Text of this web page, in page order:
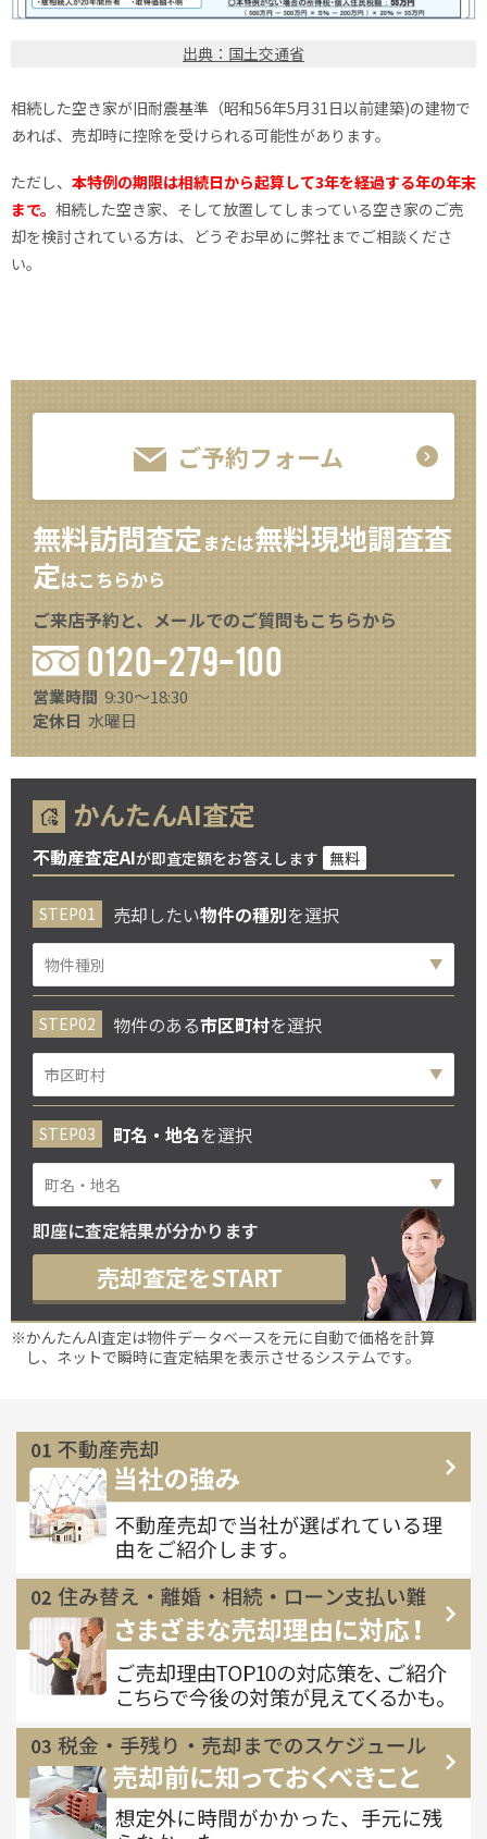
出典：国土交通省
相続した空き家が旧耐震基準（昭和56年5月31日以前建築)の建物で
あれば、売却時に控除を受けられる可能性があります。
ただし、 本特例の期限は相続日から起算して3年を経過する年の年末
まで。 相続した空き家、そして放置してしまっている空き家のご売
却を検討されている方は、どうぞお早めに弊社までご相談くださ
い。
ご予約フォーム
無料訪問査定または無料現地調査査
定はこちらから
ご来店予約と、メールでのご質問もこちらから
0120-279-100
営業時間 9:30～18:30
定休日 水曜日
かんたんAI査定
不動産査定AIが即査定額をお答えします 無料
売却したい物件の種別を選択
物件のある市区町村を選択
町名・地名を選択
即座に査定結果が分かります
売却査定をSTART
※かんたんAI査定は物件データベースを元に自動で価格を計算
し、ネットで瞬時に査定結果を表示させるシステムです。